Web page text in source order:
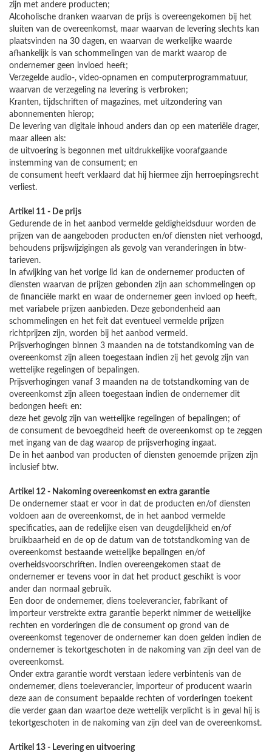
zijn met andere producten;
Alcoholische dranken waarvan de prijs is overeengekomen bij het
sluiten van de overeenkomst, maar waarvan de levering slechts kan
plaatsvinden na 30 dagen, en waarvan de werkelijke waarde
afhankelijk is van schommelingen van de markt waarop de
ondernemer geen invloed heeft;
Verzegelde audio-, video-opnamen en computerprogrammatuur,
waarvan de verzegeling na levering is verbroken;
Kranten, tijdschriften of magazines, met uitzondering van
abonnementen hierop;
De levering van digitale inhoud anders dan op een materiële drager,
maar alleen als:
de uitvoering is begonnen met uitdrukkelijke voorafgaande
instemming van de consument; en
de consument heeft verklaard dat hij hiermee zijn herroepingsrecht
verliest.
Artikel 11 - De prijs
Gedurende de in het aanbod vermelde geldigheidsduur worden de
prijzen van de aangeboden producten en/of diensten niet verhoogd,
behoudens prijswijzigingen als gevolg van veranderingen in btw-
tarieven.
In afwijking van het vorige lid kan de ondernemer producten of
diensten waarvan de prijzen gebonden zijn aan schommelingen op
de financiële markt en waar de ondernemer geen invloed op heeft,
met variabele prijzen aanbieden. Deze gebondenheid aan
schommelingen en het feit dat eventueel vermelde prijzen
richtprijzen zijn, worden bij het aanbod vermeld.
Prijsverhogingen binnen 3 maanden na de totstandkoming van de
overeenkomst zijn alleen toegestaan indien zij het gevolg zijn van
wettelijke regelingen of bepalingen.
Prijsverhogingen vanaf 3 maanden na de totstandkoming van de
overeenkomst zijn alleen toegestaan indien de ondernemer dit
bedongen heeft en:
deze het gevolg zijn van wettelijke regelingen of bepalingen; of
de consument de bevoegdheid heeft de overeenkomst op te zeggen
met ingang van de dag waarop de prijsverhoging ingaat.
De in het aanbod van producten of diensten genoemde prijzen zijn
inclusief btw.
Artikel 12 - Nakoming overeenkomst en extra garantie
De ondernemer staat er voor in dat de producten en/of diensten
voldoen aan de overeenkomst, de in het aanbod vermelde
specificaties, aan de redelijke eisen van deugdelijkheid en/of
bruikbaarheid en de op de datum van de totstandkoming van de
overeenkomst bestaande wettelijke bepalingen en/of
overheidsvoorschriften. Indien overeengekomen staat de
ondernemer er tevens voor in dat het product geschikt is voor
ander dan normaal gebruik.
Een door de ondernemer, diens toeleverancier, fabrikant of
importeur verstrekte extra garantie beperkt nimmer de wettelijke
rechten en vorderingen die de consument op grond van de
overeenkomst tegenover de ondernemer kan doen gelden indien de
ondernemer is tekortgeschoten in de nakoming van zijn deel van de
overeenkomst.
Onder extra garantie wordt verstaan iedere verbintenis van de
ondernemer, diens toeleverancier, importeur of producent waarin
deze aan de consument bepaalde rechten of vorderingen toekent
die verder gaan dan waartoe deze wettelijk verplicht is in geval hij is
tekortgeschoten in de nakoming van zijn deel van de overeenkomst.
Artikel 13 - Levering en uitvoering